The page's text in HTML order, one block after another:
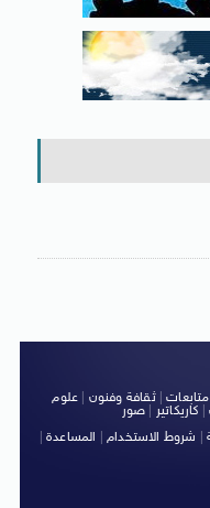
|ثقافة وفنون
علوم
كاريكاتير صور
شروط الاستخدام| المساعدة|